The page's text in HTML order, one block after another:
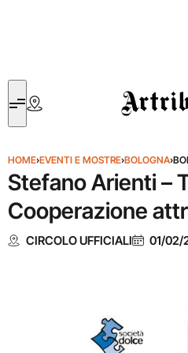
Artribune
HOME›EVENTI E MOSTRE›BOLOGNA›
Stefano Arienti –
Cooperazione
CIRCOLO UFFICIALI 01/02/